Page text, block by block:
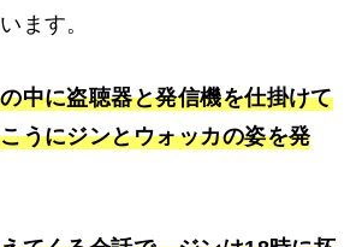
ます。
中に盗聴器と発信機を仕掛けて
うにジンとウォッカの姿を発